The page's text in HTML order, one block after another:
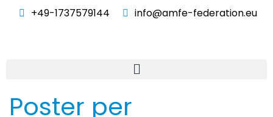
+49-1737579144 info@amfe-federation.eu
Poster per